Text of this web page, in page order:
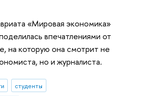
«Мировая экономика»
впечатлениями от
на которую она смотрит не
но и журналиста.
студенты